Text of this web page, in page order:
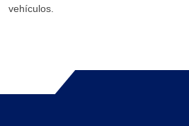
vehículos.